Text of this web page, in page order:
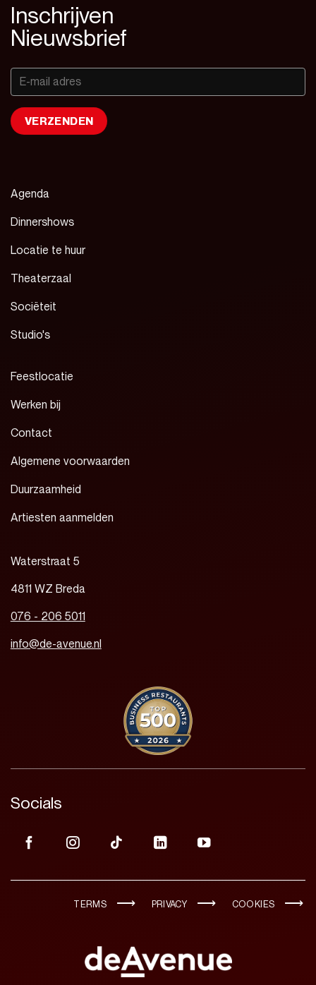
Inschrijven
Nieuwsbrief
Agenda
Dinnershows
Locatie te huur
Theaterzaal
Sociëteit
Studio's
Feestlocatie
Werken bij
Contact
Algemene voorwaarden
Duurzaamheid
Artiesten aanmelden
Waterstraat 5
4811 WZ Breda
076 - 206 5011
info@de-avenue.nl
Socials
TERMS PRIVACY COOKIES